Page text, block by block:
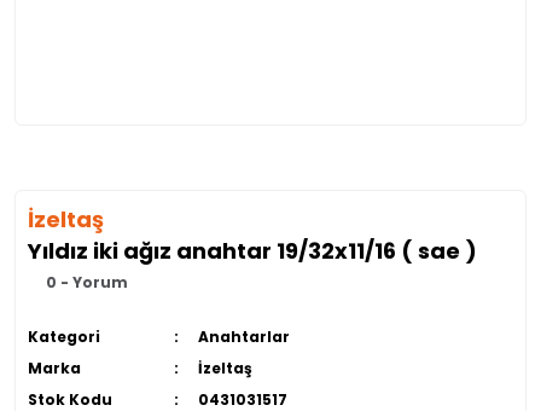
İzeltaş
Yıldız iki ağız anahtar 19/32x11/16 ( sae )
0 - Yorum
Kategori
Anahtarlar
Marka
İzeltaş
Stok Kodu
0431031517